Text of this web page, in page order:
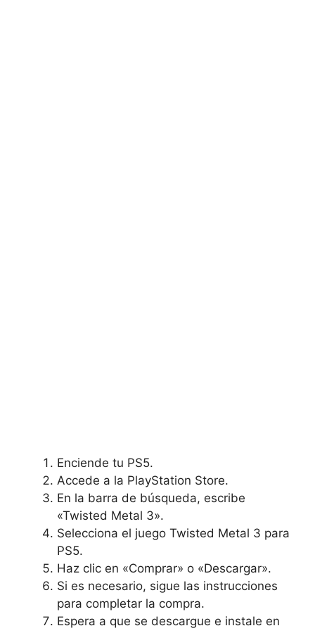
Enciende tu PS5.
Accede a la PlayStation Store.
En la barra de búsqueda, escribe
«Twisted Metal 3».
Selecciona el juego Twisted Metal 3 para
PS5.
Haz clic en «Comprar» o «Descargar».
Si es necesario, sigue las instrucciones
para completar la compra.
Espera a que se descargue e instale en